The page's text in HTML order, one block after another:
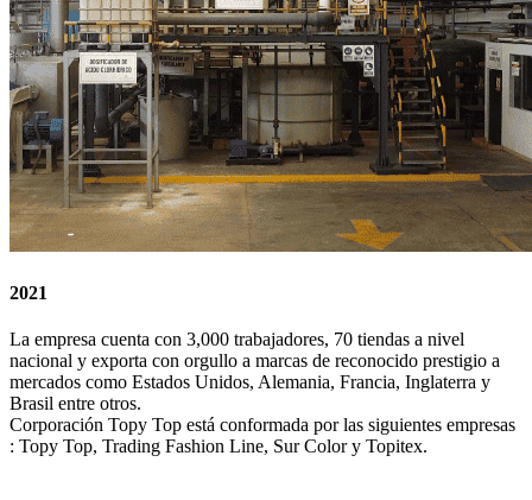
2021
La empresa cuenta con 3,000 trabajadores, 70 tiendas a nivel
nacional y exporta con orgullo a marcas de reconocido prestigio a
mercados como Estados Unidos, Alemania, Francia, Inglaterra y
Brasil entre otros.
Corporación Topy Top está conformada por las siguientes empresas
: Topy Top, Trading Fashion Line, Sur Color y Topitex.